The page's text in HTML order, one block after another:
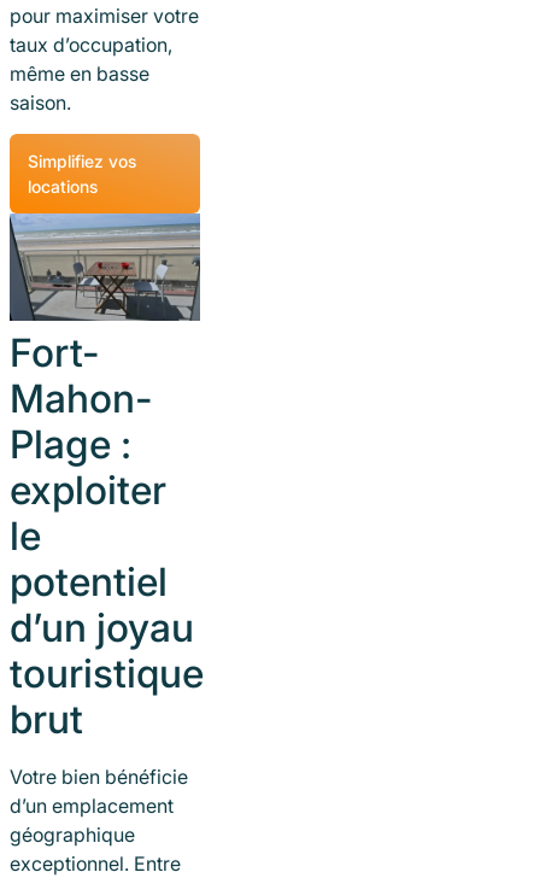
pour maximiser votre
taux d’occupation,
même en basse
saison.
Simplifiez vos
locations
Fort-
Mahon-
Plage :
exploiter
le
potentiel
d’un joyau
touristique
brut
Votre bien bénéficie
d’un emplacement
géographique
exceptionnel. Entre